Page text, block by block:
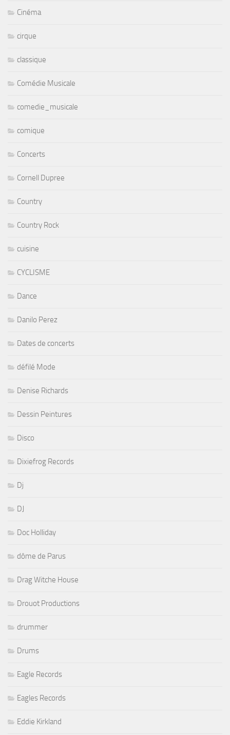
Cinéma
cirque
classique
Comédie Musicale
comedie_musicale
comique
Concerts
Cornell Dupree
Country
Country Rock
cuisine
CYCLISME
Dance
Danilo Perez
Dates de concerts
défilé Mode
Denise Richards
Dessin Peintures
Disco
Dixiefrog Records
Dj
DJ
Doc Holliday
dôme de Parus
Drag Witche House
Drouot Productions
drummer
Drums
Eagle Records
Eagles Records
Eddie Kirkland